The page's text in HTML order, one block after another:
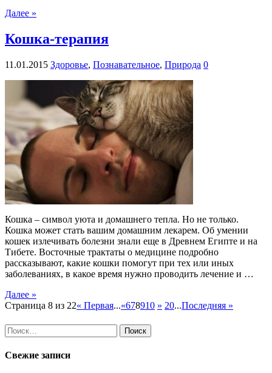
Далее »
Кошка-терапия
11.01.2015 Здоровье, Познавательное, Природа 0
Кошка – символ уюта и домашнего тепла. Но не только.
Кошка может стать вашим домашним лекарем. Об умении
кошек излечивать болезни знали еще в Древнем Египте и на
Тибете. Восточные трактаты о медицине подробно
рассказывают, какие кошки помогут при тех или иных
заболеваниях, в какое время нужно проводить лечение и …
Далее »
Страница 8 из 22« Первая...«678910 » 20...Последняя »
Найти:
Свежие записи